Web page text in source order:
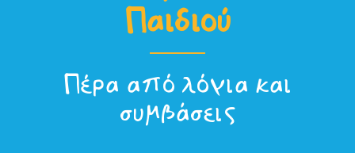
Παιδιού
Πέρα από λόγια και
συµβάσεις